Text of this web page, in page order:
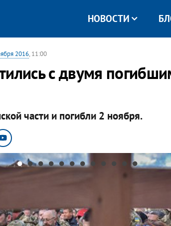
НОВОСТИ
2016, 11:00
с двумя
части и погибли 2 ноября.